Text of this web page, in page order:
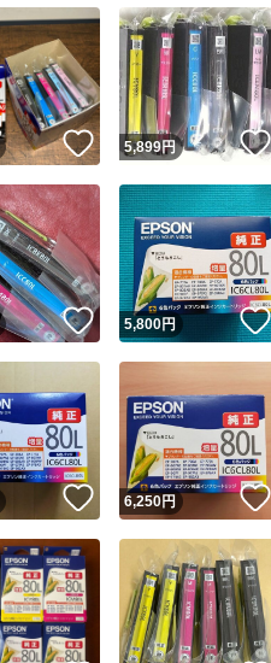
スピード発送
安心発送
いいね！
5,899円
いいね！
5,800円
いいね！
6,250円